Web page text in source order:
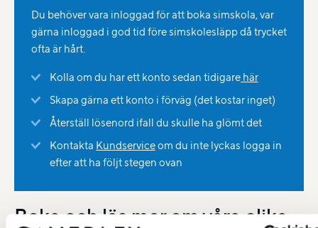
Du behöver vara inloggad för att boka simskola, var
gärna inloggad i god tid före simskolesläpp då trycket
ofta är hårt.
Kolla om du har ett konto sedan tidigarehär
Skapa gärna ett konto i förväg (det kostar inget)
Återställ lösenord ifall du skulle ha glömt det
Kontakta Kundserviceom du inte lyckas logga in
efter att ha följt stegen ovan
Boka och läs mer om våra olika